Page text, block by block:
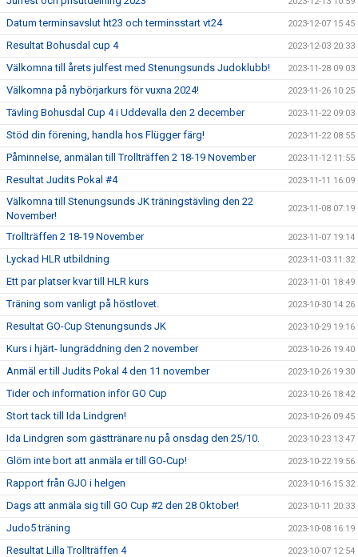
Datum terminsavslut ht23 och terminsstart vt24 2023-12-07 15:45
Resultat Bohusdal cup 4 2023-12-03 20:33
Välkomna till årets julfest med Stenungsunds Judoklubb! 2023-11-28 09:03
Välkomna på nybörjarkurs för vuxna 2024! 2023-11-26 10:25
Tävling Bohusdal Cup 4 i Uddevalla den 2 december 2023-11-22 09:03
Stöd din förening, handla hos Flügger färg! 2023-11-22 08:55
Påminnelse, anmälan till Trollträffen 2 18-19 November 2023-11-12 11:55
Resultat Judits Pokal #4 2023-11-11 16:09
Välkomna till Stenungsunds JK träningstävling den 22
November!
2023-11-08 07:19
Trollträffen 2 18-19 November 2023-11-07 19:14
Lyckad HLR utbildning 2023-11-03 11:32
Ett par platser kvar till HLR kurs 2023-11-01 18:49
Träning som vanligt på höstlovet. 2023-10-30 14:26
Resultat GO-Cup Stenungsunds JK 2023-10-29 19:16
Kurs i hjärt- lungräddning den 2 november 2023-10-26 19:40
Anmäl er till Judits Pokal 4 den 11 november 2023-10-26 19:30
Tider och information inför GO Cup 2023-10-26 18:42
Stort tack till Ida Lindgren! 2023-10-26 09:45
Ida Lindgren som gästtränare nu på onsdag den 25/10. 2023-10-23 13:47
Glöm inte bort att anmäla er till GO-Cup! 2023-10-22 19:56
Rapport från GJO i helgen 2023-10-16 15:32
Dags att anmäla sig till GO Cup #2 den 28 Oktober! 2023-10-11 20:33
Judo5 träning 2023-10-08 16:19
Resultat Lilla Trollträffen 4 2023-10-07 12:54